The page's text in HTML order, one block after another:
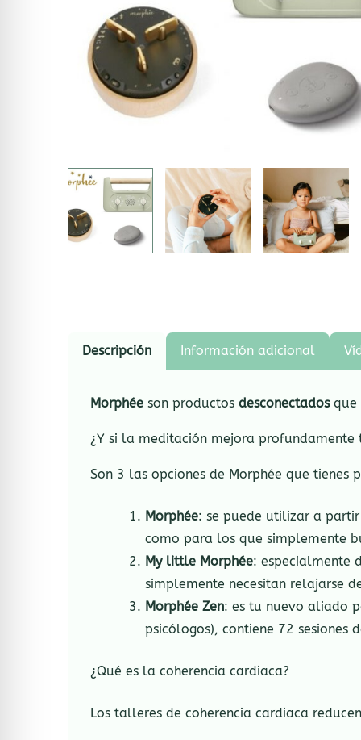
Descripción Información adicional
Morphée son productos desconectados que
¿Y si la meditación mejora profundamente
Son 3 las opciones de Morphée que tienes
Morphée: se puede utilizar a
como para los que simplemente
My little Morphée: especialmente
simplemente necesitan relajarse
Morphée Zen: es tu nuevo aliado
psicólogos), contiene 72
¿Qué es la coherencia cardiaca?
Los talleres de coherencia cardiaca